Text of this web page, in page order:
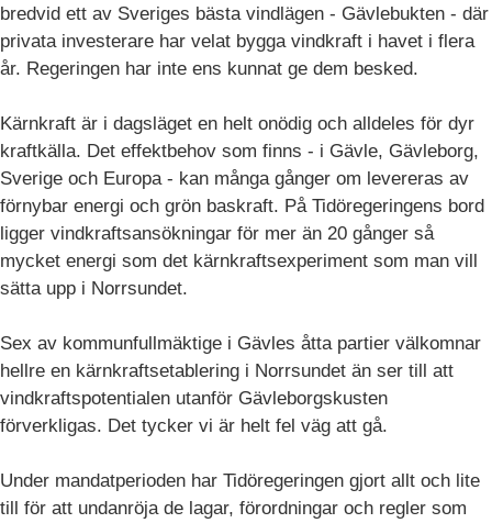
bredvid ett av Sveriges bästa vindlägen - Gävlebukten - där
privata investerare har velat bygga vindkraft i havet i flera
år. Regeringen har inte ens kunnat ge dem besked.
Kärnkraft är i dagsläget en helt onödig och alldeles för dyr
kraftkälla. Det effektbehov som finns - i Gävle, Gävleborg,
Sverige och Europa - kan många gånger om levereras av
förnybar energi och grön baskraft. På Tidöregeringens bord
ligger vindkraftsansökningar för mer än 20 gånger så
mycket energi som det kärnkraftsexperiment som man vill
sätta upp i Norrsundet.
Sex av kommunfullmäktige i Gävles åtta partier välkomnar
hellre en kärnkraftsetablering i Norrsundet än ser till att
vindkraftspotentialen utanför Gävleborgskusten
förverkligas. Det tycker vi är helt fel väg att gå.
Under mandatperioden har Tidöregeringen gjort allt och lite
till för att undanröja de lagar, förordningar och regler som